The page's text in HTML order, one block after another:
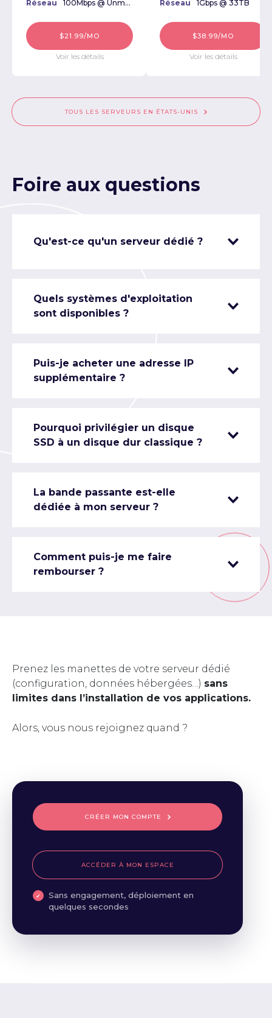
Réseau 100Mbps @ Unmetered
$21.99/MO
Voir les détails
Réseau 1Gbps @ 33TB
$38.99/MO
Voir les détails
TOUS LES SERVEURS EN ÉTATS-UNIS
Foire aux questions
Qu'est-ce qu'un serveur dédié ?
Quels systèmes d'exploitation
sont disponibles ?
Puis-je acheter une adresse IP
supplémentaire ?
Pourquoi privilégier un disque
SSD à un disque dur classique ?
La bande passante est-elle
dédiée à mon serveur ?
Comment puis-je me faire
rembourser ?
Prenez les manettes de votre serveur dédié
(configuration, données hébergées…) sans
limites dans l’installation de vos applications.
Alors, vous nous rejoignez quand ?
CRÉER MON COMPTE
ACCÉDER À MON ESPACE
Sans engagement, déploiement en
quelques secondes